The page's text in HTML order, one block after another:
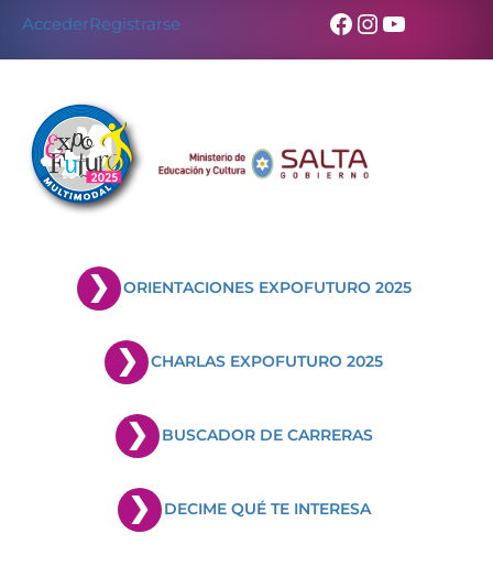
AccederRegistrarse Facebook
Instagram
YouTube
ORIENTACIONES EXPOFUTURO 2025
CHARLAS EXPOFUTURO 2025
BUSCADOR DE CARRERAS
DECIME QUÉ TE INTERESA